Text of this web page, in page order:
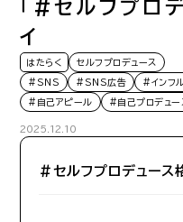
「#セルフプロ
イ
はたらく セルフプロデュース
#SNS #SNS広告 #インフ
#自己アピール #自己プロデュー
2025.12.10
＃セルフプロデュース